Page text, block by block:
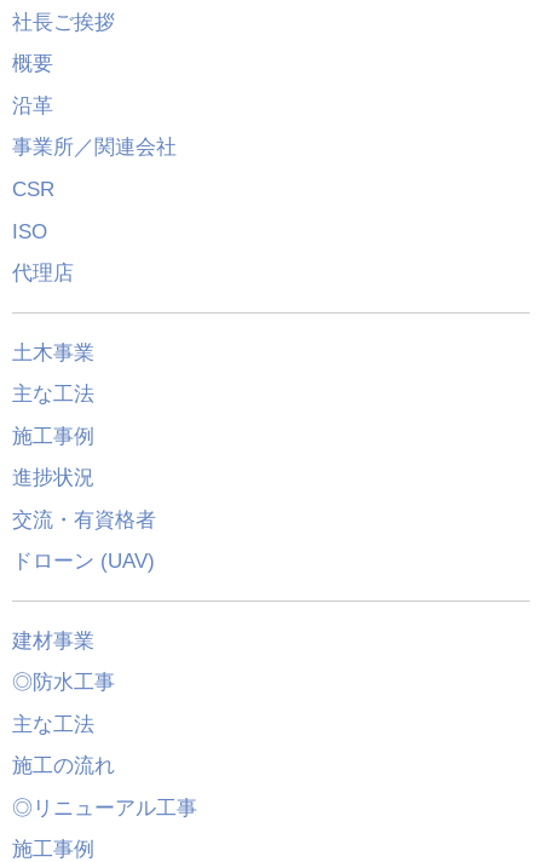
社長ご挨拶
概要
沿革
事業所／関連会社
CSR
ISO
代理店
土木事業
主な工法
施工事例
進捗状況
交流・有資格者
ドローン (UAV)
建材事業
◎防水工事
主な工法
施工の流れ
◎リニューアル工事
施工事例